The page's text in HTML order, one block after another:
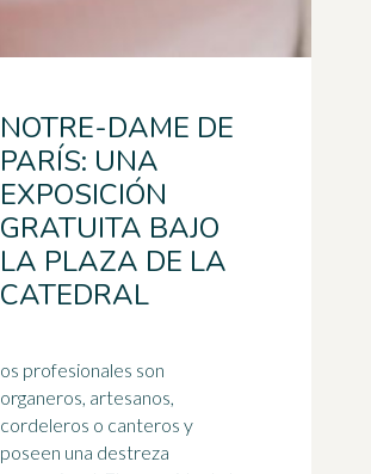
NOTRE-DAME DE
PARÍS: UNA
EXPOSICIÓN
GRATUITA BAJO
LA PLAZA DE LA
CATEDRAL
os profesionales son
organeros, artesanos,
cordeleros o canteros y
poseen una destreza